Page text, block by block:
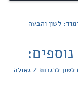
לשון והבעה
לבגרות / גאולה